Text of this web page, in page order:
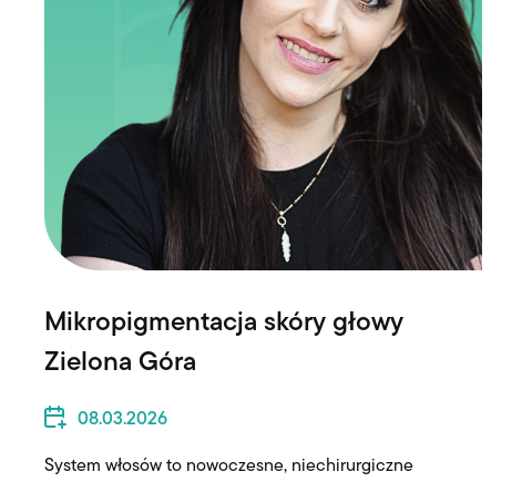
Mikropigmentacja skóry głowy
Zielona Góra
08.03.2026
System włosów to nowoczesne, niechirurgiczne